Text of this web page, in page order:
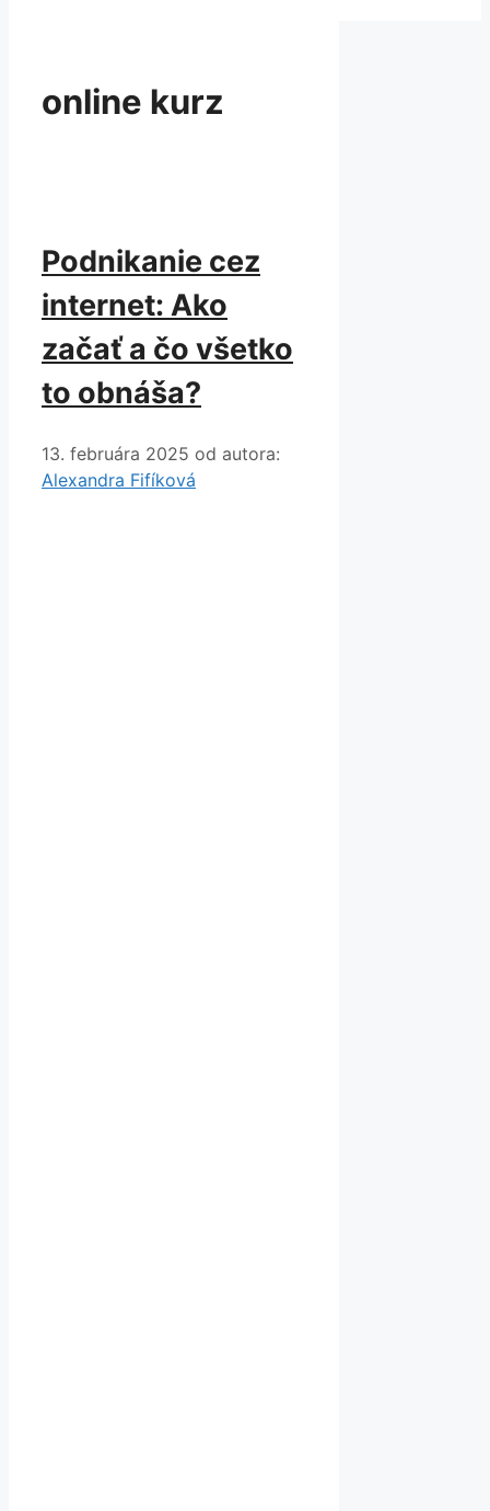
online kurz
Podnikanie cez
internet: Ako
začať a čo všetko
to obnáša?
13. februára 2025 od autora:
Alexandra Fifíková